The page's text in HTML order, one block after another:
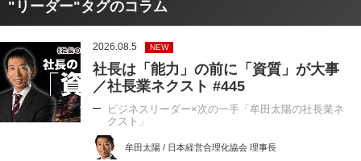
"リーダー"タグのコラム
2026.08.5 NEW
社長は「能力」の前に「資質」が大事
／社長業ネクスト #445
ビジネスリーダー×次の一手「牟田太陽の社長業ネ
クスト」
牟田太陽 / 日本経営合理化協会 理事長